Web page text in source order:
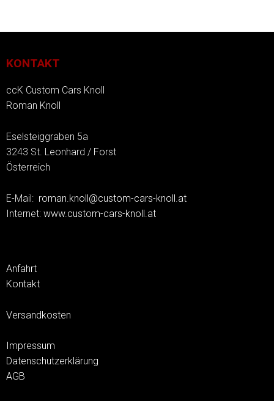
KONTAKT
ccK Custom Cars Knoll
Roman Knoll
Eselsteiggraben 5a
3243 St. Leonhard / Forst
Österreich
E-Mail: roman.knoll@custom-cars-knoll.at
Internet: www.custom-cars-knoll.at
Anfahrt
Kontakt
Versandkosten
Impressum
Datenschutzerklärung
AGB